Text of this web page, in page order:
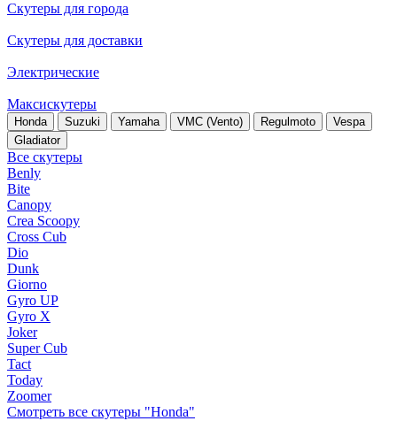
Скутеры для города
Скутеры для доставки
Электрические
Максискутеры
Honda Suzuki Yamaha VMC (Vento) Regulmoto
Vespa
Gladiator
Все скутеры
Benly
Bite
Canopy
Crea Scoopy
Cross Cub
Dio
Dunk
Giorno
Gyro UP
Gyro X
Joker
Super Cub
Tact
Today
Zoomer
Смотреть все скутеры "Honda"